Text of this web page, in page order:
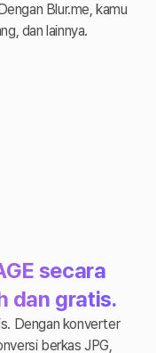
Blur.me, kamu
dan lainnya.
secara
dan gratis.
Dengan konverter
berkas JPG,